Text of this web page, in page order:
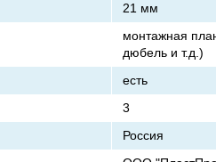
21 мм
монтажная
дюбель и т.д.)
есть
3
Россия